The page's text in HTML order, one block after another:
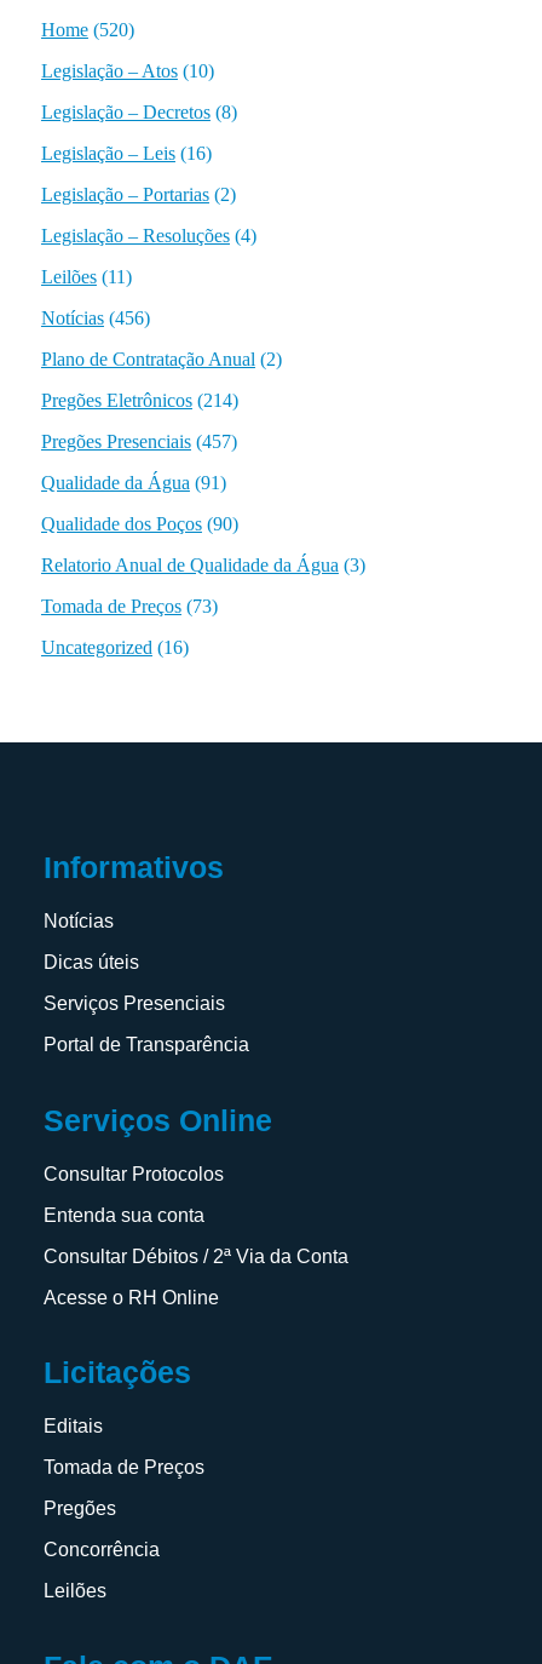
Home(520)
Legislação – Atos(10)
Legislação – Decretos(8)
Legislação – Leis(16)
Legislação – Portarias(2)
Legislação – Resoluções(4)
Leilões(11)
Notícias(456)
Plano de Contratação Anual (2)
Pregões Eletrônicos(214)
Pregões Presenciais(457)
Qualidade da Água (91)
Qualidade dos Poços(90)
Relatorio Anual de Qualidade da Água (3)
Tomada de Preços(73)
Uncategorized (16)
Informativos
Notícias
Dicas úteis
Serviços Presenciais
Portal de Transparência
Serviços Online
Consultar Protocolos
Entenda sua conta
Consultar Débitos / 2ª Via da Conta
Acesse o RH Online
Licitações
Editais
Tomada de Preços
Pregões
Concorrência
Leilões